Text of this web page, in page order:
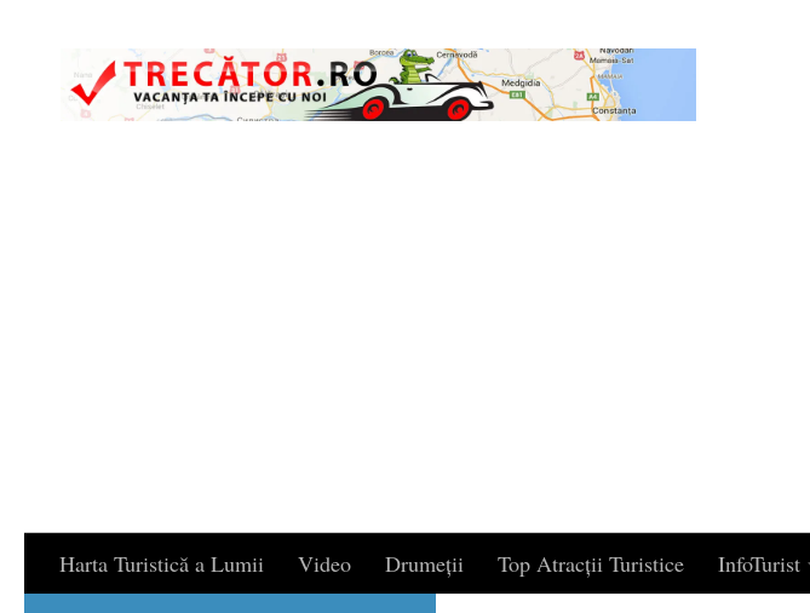
Harta Turistică a Lumii Video Drumeții Top Atracții Turistice InfoTurist